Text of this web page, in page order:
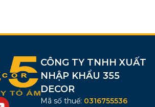
CÔNG TY TNHH XUẤT
NHẬP KHẨU 355
DECOR
Mã số thuế: 0316755536